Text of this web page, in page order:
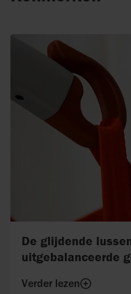
De glijdende
uitgebalanceerde
Verder lezen